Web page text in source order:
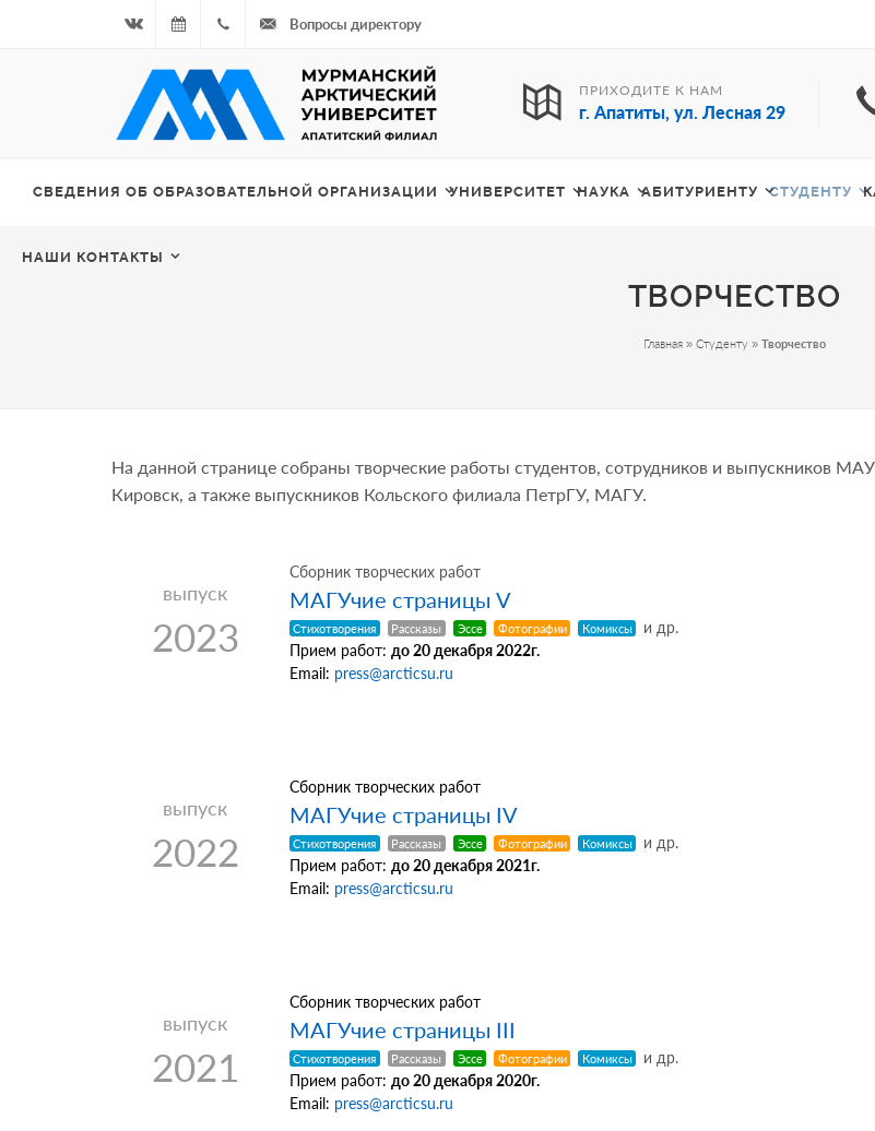
Вконтакте09.08.2026
- Чётная
+7
964
Вопросы директору
ПРИХОДИТЕ К НАМ
г. Апатиты, ул. Лесная 29
СВЕДЕНИЯ ОБ ОБРАЗОВАТЕЛЬНОЙ ОРГАНИЗАЦИИ УНИВЕРСИТЕТ НАУКА АБИТУРИЕНТУ СТУДЕНТУ
НАШИ КОНТАКТЫ
ТВОРЧЕСТВО
Главная» Студенту » Творчество
На данной странице собраны творческие работы студентов, сотрудников и выпускников
Кировск, а также выпускников Кольского филиала ПетрГУ, МАГУ.
выпуск
2023
Сборник творческих работ
МАГУчие страницы V
Стихотворения Рассказы Эссе Фотографии Комиксы
и др.
Прием работ: до 20 декабря 2022г.
Email: press@arcticsu.ru
выпуск
2022
Сборник творческих работ
МАГУчие страницы IV
Стихотворения Рассказы Эссе Фотографии Комиксы
и др.
Прием работ: до 20 декабря 2021г.
Email: press@arcticsu.ru
выпуск
2021
Сборник творческих работ
МАГУчие страницы III
Стихотворения Рассказы Эссе Фотографии Комиксы
и др.
Прием работ: до 20 декабря 2020г.
Email: press@arcticsu.ru